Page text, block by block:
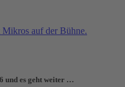
und es geht weiter …